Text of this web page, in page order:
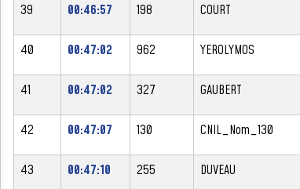
39 00:46:57 198 COURT
40 00:47:02 962 YEROLYMOS
41 00:47:02 327 GAUBERT
42 00:47:07 130 CNIL_Nom_130
43 00:47:10 255 DUVEAU